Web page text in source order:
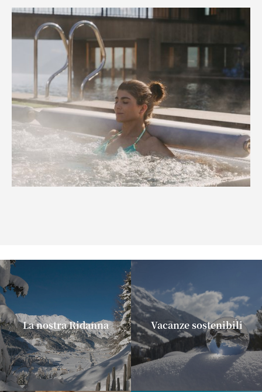
La nostra Ridanna Vacanze sostenibili